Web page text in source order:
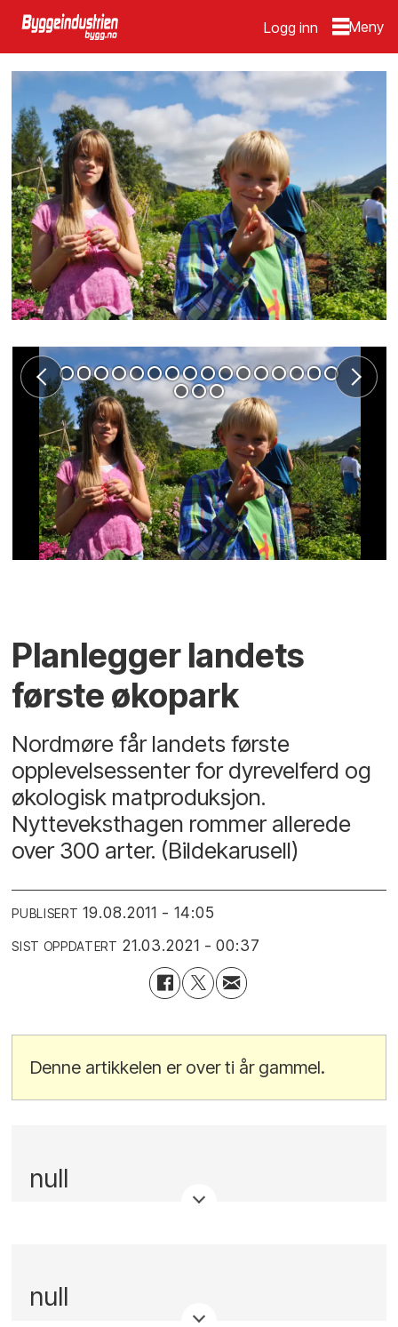
Logg inn
Planlegger landets
første økopark
Nordmøre får landets første
opplevelsessenter for dyrevelferd og
økologisk matproduksjon.
Nytteveksthagen rommer allerede
over 300 arter. (Bildekarusell)
PUBLISERT 19.08.2011 - 14:05
SIST OPPDATERT 21.03.2021 - 00:37
Denne artikkelen er over ti år gammel.
null
null